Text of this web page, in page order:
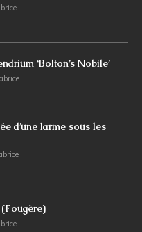
‘Bolton’s Nobile’
d’une larme sous les